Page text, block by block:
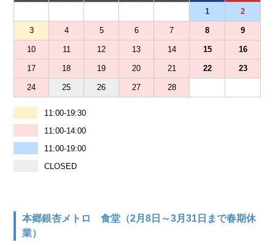
1 2
3 4 5 6 7 8 9
10 11 12 13 14 15 16
17 18 19 20 21 22 23
24 25 26 27 28
11:00-19:30
11:00-14:00
11:00-19:00
CLOSED
本郷銀杏メトロ 食堂（2月8日～3月31日まで春期休
業）